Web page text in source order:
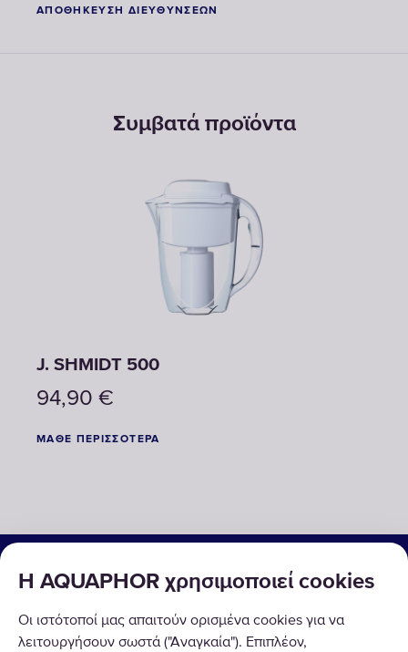
ΑΠΟΘΉΚΕΥΣΗ ΔΙΕΥΘΎΝΣΕΩΝ
Συμβατά προϊόντα
J. SHMIDT 500
94,90 €
ΜΆΘΕ ΠΕΡΙΣΣΌΤΕΡΑ
Η AQUAPHOR χρησιμοποιεί cookies
Οι ιστότοποί μας απαιτούν ορισμένα cookies για να
λειτουργήσουν σωστά ("Αναγκαία"). Επιπλέον,
ΣΧΕΤΙΚΑ ΜΕ ΕΜΑΣ